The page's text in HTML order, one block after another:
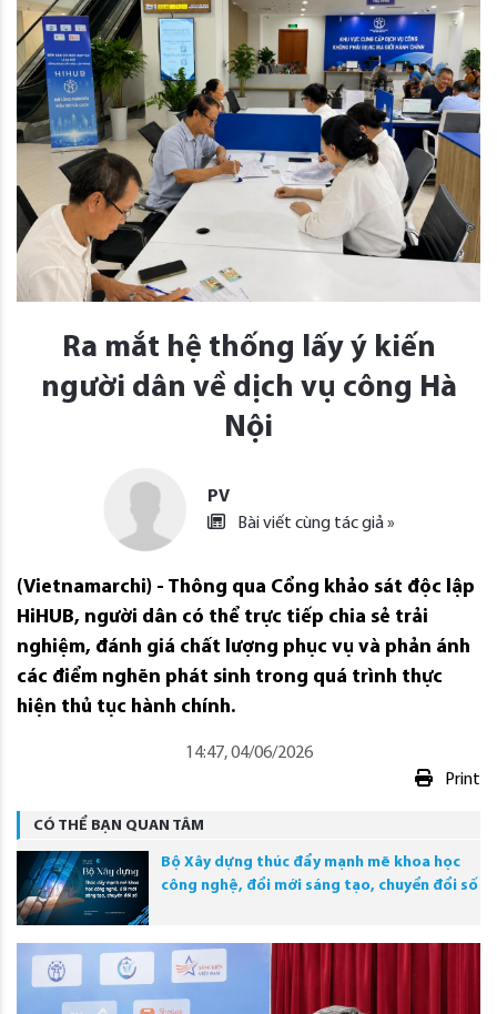
Ra mắt hệ thống lấy ý kiến
người dân về dịch vụ công Hà
Nội
PV
Bài viết cùng tác giả »
(Vietnamarchi) - Thông qua Cổng khảo sát độc lập
HiHUB, người dân có thể trực tiếp chia sẻ trải
nghiệm, đánh giá chất lượng phục vụ và phản ánh
các điểm nghẽn phát sinh trong quá trình thực
hiện thủ tục hành chính.
14:47, 04/06/2026
Print
CÓ THỂ BẠN QUAN TÂM
Bộ Xây dựng thúc đẩy mạnh mẽ khoa học
công nghệ, đổi mới sáng tạo, chuyển đổi số